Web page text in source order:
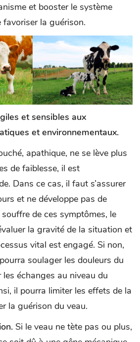
et booster le système
la guérison.
et sensibles aux
et environnementaux.
apathique, ne se lève plus
de faiblesse, il est
Dans ce cas, il faut s’assurer
et ne développe pas de
de ces symptômes, le
la gravité de la situation et
vital est engagé. Si non,
pourra soulager les douleurs du
échanges au niveau du
il pourra limiter les effets de la
la guérison du veau.
Si le veau ne tète pas ou plus,